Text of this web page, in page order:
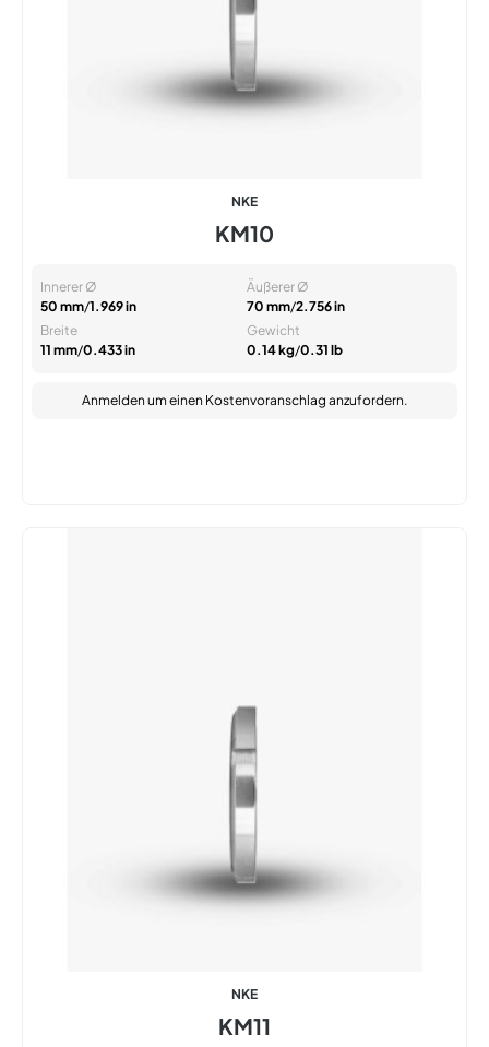
NKE
KM10
Innerer Ø
50 mm/1.969 in
Äußerer Ø
70 mm/2.756 in
Breite
11 mm/0.433 in
Gewicht
0.14 kg/0.31 lb
Anmelden um einen Kostenvoranschlag anzufordern.
NKE
KM11